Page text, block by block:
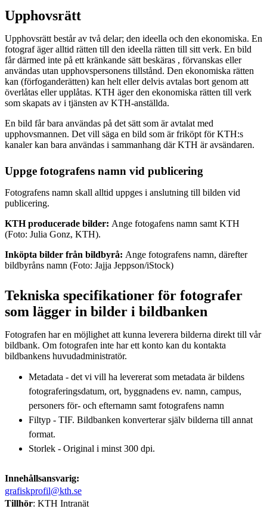
Upphovsrätt
Upphovsrätt består av två delar; den ideella och den ekonomiska. En
fotograf äger alltid rätten till den ideella rätten till sitt verk. En bild
får därmed inte på ett kränkande sätt beskäras , förvanskas eller
användas utan upphovspersonens tillstånd. Den ekonomiska rätten
kan (förfoganderätten) kan helt eller delvis avtalas bort genom att
överlåtas eller upplåtas. KTH äger den ekonomiska rätten till verk
som skapats av i tjänsten av KTH-anställda.
En bild får bara användas på det sätt som är avtalat med
upphovsmannen. Det vill säga en bild som är friköpt för KTH:s
kanaler kan bara användas i sammanhang där KTH är avsändaren.
Uppge fotografens namn vid publicering
Fotografens namn skall alltid uppges i anslutning till bilden vid
publicering.
KTH producerade bilder: Ange fotogafens namn samt KTH
(Foto: Julia Gonz, KTH).
Inköpta bilder från bildbyrå: Ange fotografens namn, därefter
bildbyråns namn (Foto: Jajja Jeppson/iStock)
Tekniska specifikationer för fotografer
som lägger in bilder i bildbanken
Fotografen har en möjlighet att kunna leverera bilderna direkt till vår
bildbank. Om fotografen inte har ett konto kan du kontakta
bildbankens huvudadministratör.
Metadata - det vi vill ha levererat som metadata är bildens
fotograferingsdatum, ort, byggnadens ev. namn, campus,
personers för- och efternamn samt fotografens namn
Filtyp - TIF. Bildbanken konverterar själv bilderna till annat
format.
Storlek - Original i minst 300 dpi.
Innehållsansvarig:
grafiskprofil@kth.se
Tillhör: KTH Intranät